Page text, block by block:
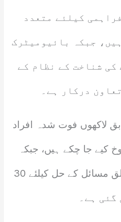
کیلئے متعدد
جبکہ بائیومیٹرک
کی شناخت کے نظام کے
درکار ہے۔
لاکھوں فوت شدہ افراد
کیے جا چکے ہیں، جبکہ
شناختی کارڈ سے متعلق مسائل کے حل کیلئے 30
گئی ہے۔